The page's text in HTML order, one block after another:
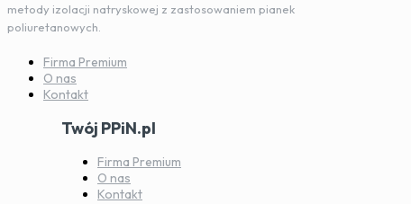
metody izolacji natryskowej z zastosowaniem pianek
poliuretanowych.
Firma Premium
O nas
Kontakt
Twój PPiN.pl
Firma Premium
O nas
Kontakt